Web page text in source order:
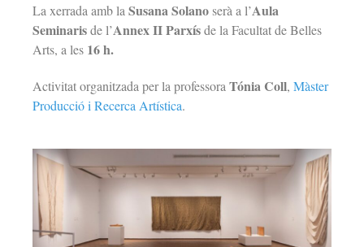
La xerrada amb la Susana Solano serà a l’Aula
Seminarisde l’Annex II Parxísde la Facultat de Belles
Arts, a les 16 h.
Activitat organitzada per la professora Tónia Coll, Màster
Producció i Recerca Artística.